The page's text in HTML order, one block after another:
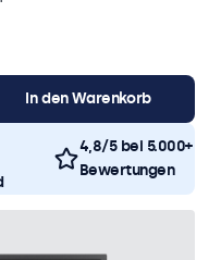
In den Warenkorb
4,8/5 bei 5.000+
Bewertungen